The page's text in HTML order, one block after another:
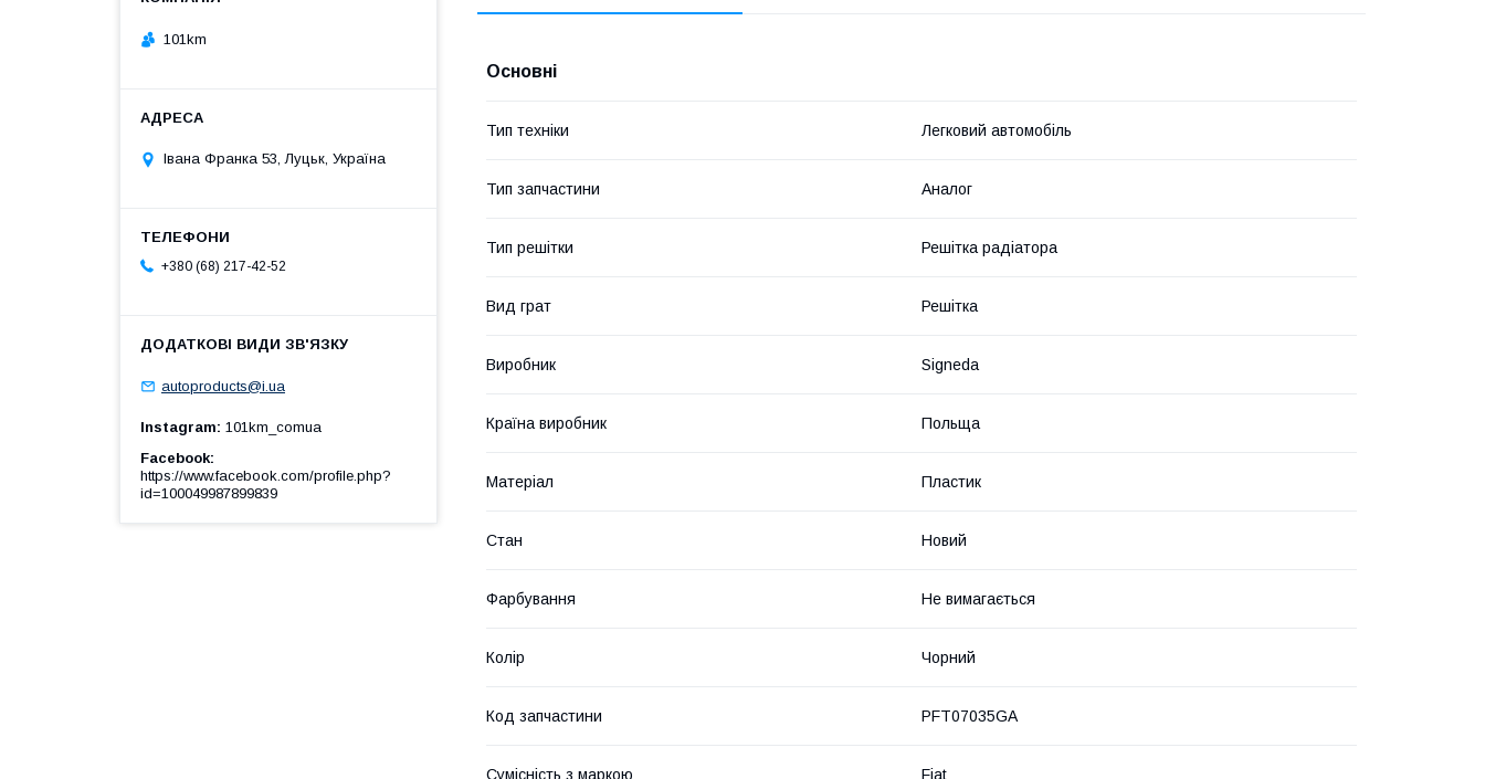
Основні
Тип техніки Легковий автомобіль
Тип запчастини Аналог
Тип решітки Решітка радіатора
Вид грат Решітка
Виробник Signeda
Країна виробник Польща
Матеріал Пластик
Стан Новий
Фарбування Не вимагається
Колір Чорний
Код запчастини PFT07035GA
Сумісність з маркою Fiat
101km
Івана Франка 53, Луцьк, Україна
+380 (68) 217-42-52
autoproducts@i.ua
Instagram 101km_comua
Facebook
https://www.facebook.com/profile.php?
id=100049987899839